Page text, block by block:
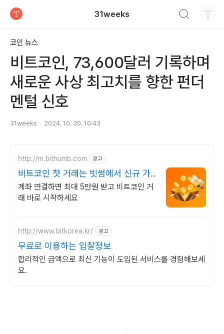
31weeks
코인 뉴스
비트코인, 73,600달러 기록하며
새로운 사상 최고치를 향한 펀더
멘털 신호
31weeks 2024. 10. 30. 10:43
http://m.bithumb.com 광고
비트코인 첫 거래는 빗썸에서 신규 가
입 시 5만원 혜택
계좌 연결하면 최대 5만원 받고 비트코인 거
래 바로 시작하세요
http://www.bitkorea.kr/ 광고
무료로 이용하는 입찰정보
합리적인 금액으로 최신 기능이 도입된 서비스를 경험해보세
요.